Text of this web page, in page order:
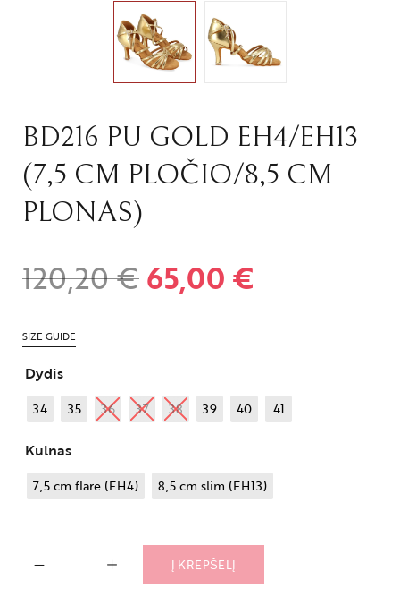
BD216 PU GOLD EH4/EH13
(7,5 CM PLOČIO/8,5 CM
PLONAS)
120,20€65,00 €
SIZE GUIDE
Dydis
34 35 36 37 38 39 40 41
Kulnas
7,5 cm flare (EH4) 8,5 cm slim (EH13)
Į KREPŠELĮ